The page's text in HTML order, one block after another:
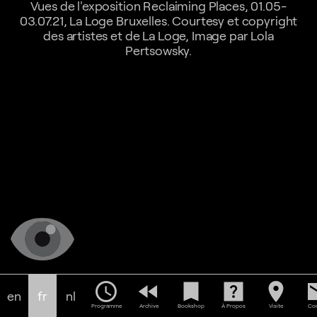
Vues de l'exposition Reclaiming Places, 01.05-
03.07.21, La Loge Bruxelles. Courtesy et copyright
des artistes et de La Loge, Image par Lola
Pertsowsky.
en fr nl schedule
Programme
fast_rewind
Archive
bookmark
Bookshop
help_center
À Propos
location_on
Visite